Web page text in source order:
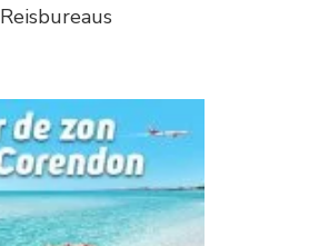
Reisbureaus